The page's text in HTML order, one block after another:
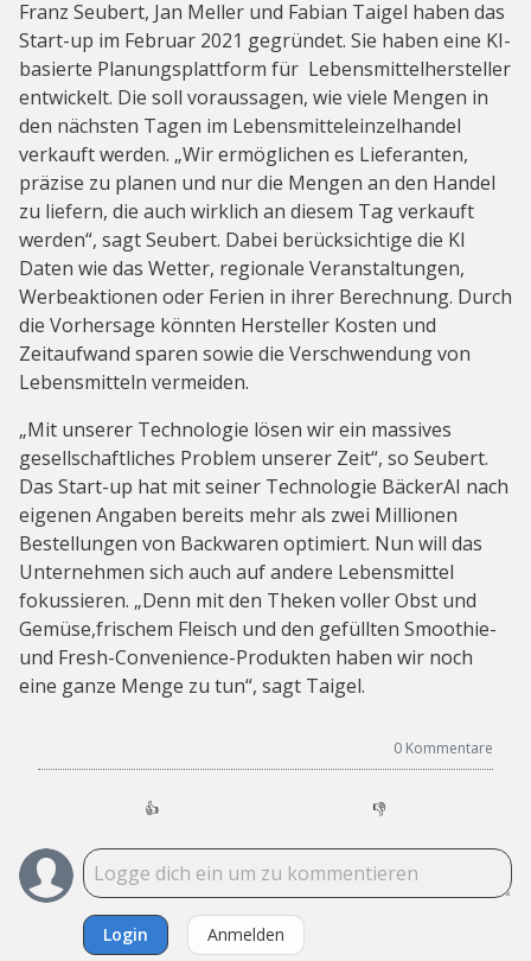
Franz Seubert, Jan Meller und Fabian Taigel haben das
Start-up im Februar 2021 gegründet. Sie haben eine KI-
basierte Planungsplattform für Lebensmittelhersteller
entwickelt. Die soll voraussagen, wie viele Mengen in
den nächsten Tagen im Lebensmitteleinzelhandel
verkauft werden. „Wir ermöglichen es Lieferanten,
präzise zu planen und nur die Mengen an den Handel
zu liefern, die auch wirklich an diesem Tag verkauft
werden“, sagt Seubert. Dabei berücksichtige die KI
Daten wie das Wetter, regionale Veranstaltungen,
Werbeaktionen oder Ferien in ihrer Berechnung. Durch
die Vorhersage könnten Hersteller Kosten und
Zeitaufwand sparen sowie die Verschwendung von
Lebensmitteln vermeiden.
„Mit unserer Technologie lösen wir ein massives
gesellschaftliches Problem unserer Zeit“, so Seubert.
Das Start-up hat mit seiner Technologie BäckerAI nach
eigenen Angaben bereits mehr als zwei Millionen
Bestellungen von Backwaren optimiert. Nun will das
Unternehmen sich auch auf andere Lebensmittel
fokussieren. „Denn mit den Theken voller Obst und
Gemüse,frischem Fleisch und den gefüllten Smoothie-
und Fresh-Convenience-Produkten haben wir noch
eine ganze Menge zu tun“, sagt Taigel.
0 Kommentare
👍 👎
Login Anmelden